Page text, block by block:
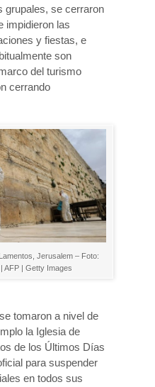
grupales, se cerraron
impidieron las
y fiestas, e
son
del turismo
cerrando
Jerusalem – Foto:
AFP | Getty Images
tomaron a nivel de
la Iglesia de
de los Últimos Días
para suspender
en todos sus